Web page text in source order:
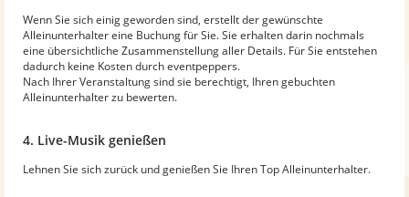
Wenn Sie sich einig geworden sind, erstellt der gewünschte
Alleinunterhalter eine Buchung für Sie. Sie erhalten darin nochmals
eine übersichtliche Zusammenstellung aller Details. Für Sie entstehen
dadurch keine Kosten durch eventpeppers.
Nach Ihrer Veranstaltung sind sie berechtigt, Ihren gebuchten
Alleinunterhalter zu bewerten.
4. Live-Musik genießen
Lehnen Sie sich zurück und genießen Sie Ihren Top Alleinunterhalter.